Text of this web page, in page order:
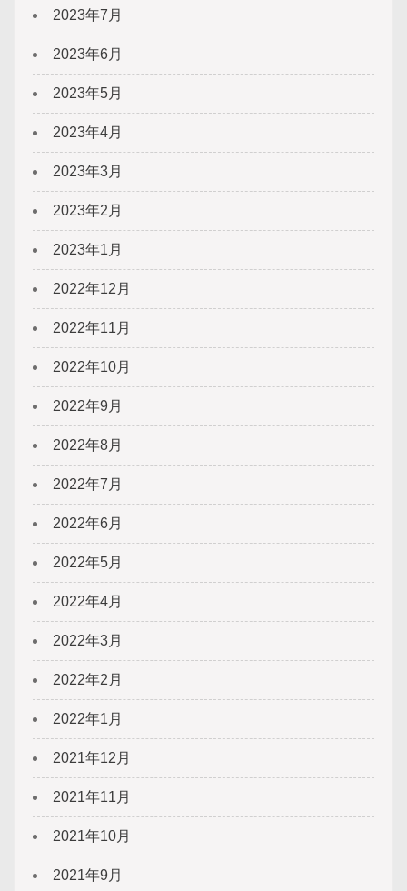
2023年7月
2023年6月
2023年5月
2023年4月
2023年3月
2023年2月
2023年1月
2022年12月
2022年11月
2022年10月
2022年9月
2022年8月
2022年7月
2022年6月
2022年5月
2022年4月
2022年3月
2022年2月
2022年1月
2021年12月
2021年11月
2021年10月
2021年9月